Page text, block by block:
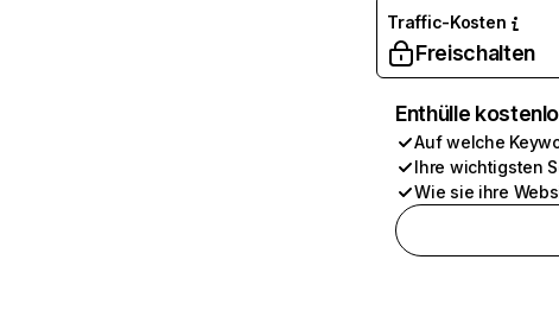
Traffic-Kosten
Freischalten
Enthülle
Auf welche
Ihre wichtigsten
Wie sie ihre